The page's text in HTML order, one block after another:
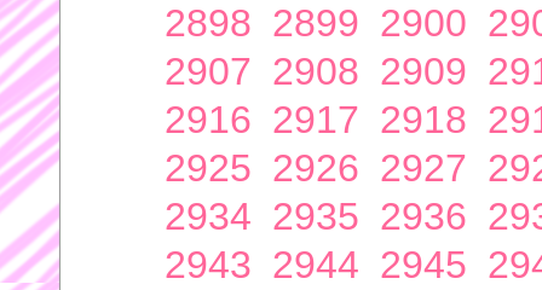
2898 2899 2900
2907 2908 2909
2916 2917 2918
2925 2926 2927
2934 2935 2936
2943 2944 2945